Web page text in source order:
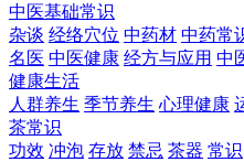
中医基础常识
杂谈 经络穴位 中药材 中药常
名医 中医健康 经方与应用 中
健康生活
人群养生 季节养生 心理健康
茶常识
功效 冲泡 存放 禁忌 茶器 常识